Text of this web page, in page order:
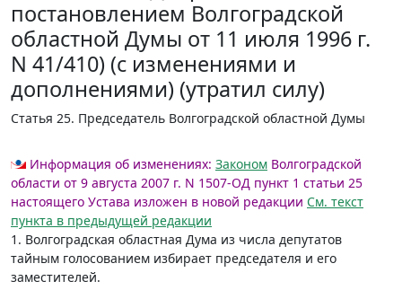
постановлением Волгоградской
областной Думы от 11 июля 1996 г.
N 41/410) (с изменениями и
дополнениями) (утратил силу)
Статья 25. Председатель Волгоградской областной Думы
Информация об изменениях: Законом Волгоградской
области от 9 августа 2007 г. N 1507-ОД пункт 1 статьи 25
настоящего Устава изложен в новой редакции См. текст
пункта в предыдущей редакции
1. Волгоградская областная Дума из числа депутатов
тайным голосованием избирает председателя и его
заместителей.